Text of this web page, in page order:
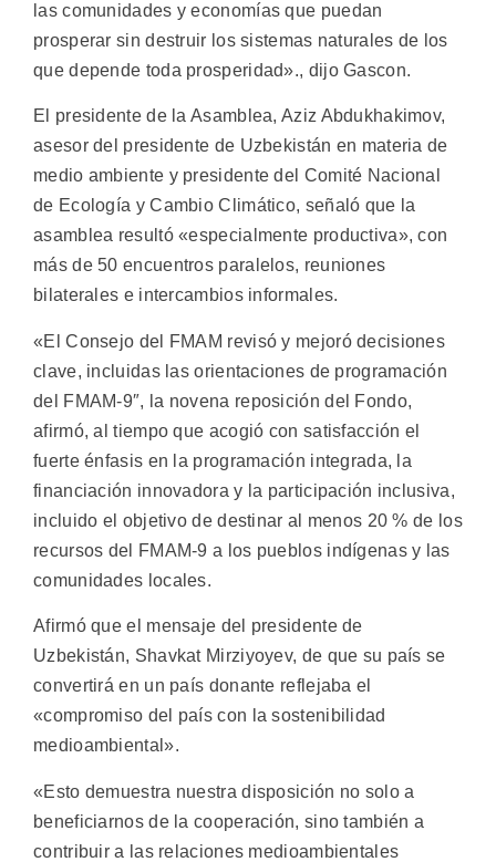
las comunidades y economías que puedan
prosperar sin destruir los sistemas naturales de los
que depende toda prosperidad»., dijo Gascon.
El presidente de la Asamblea, Aziz Abdukhakimov,
asesor del presidente de Uzbekistán en materia de
medio ambiente y presidente del Comité Nacional
de Ecología y Cambio Climático, señaló que la
asamblea resultó «especialmente productiva», con
más de 50 encuentros paralelos, reuniones
bilaterales e intercambios informales.
«El Consejo del FMAM revisó y mejoró decisiones
clave, incluidas las orientaciones de programación
del FMAM-9″, la novena reposición del Fondo,
afirmó, al tiempo que acogió con satisfacción el
fuerte énfasis en la programación integrada, la
financiación innovadora y la participación inclusiva,
incluido el objetivo de destinar al menos 20 % de los
recursos del FMAM-9 a los pueblos indígenas y las
comunidades locales.
Afirmó que el mensaje del presidente de
Uzbekistán, Shavkat Mirziyoyev, de que su país se
convertirá en un país donante reflejaba el
«compromiso del país con la sostenibilidad
medioambiental».
«Esto demuestra nuestra disposición no solo a
beneficiarnos de la cooperación, sino también a
contribuir a las relaciones medioambientales